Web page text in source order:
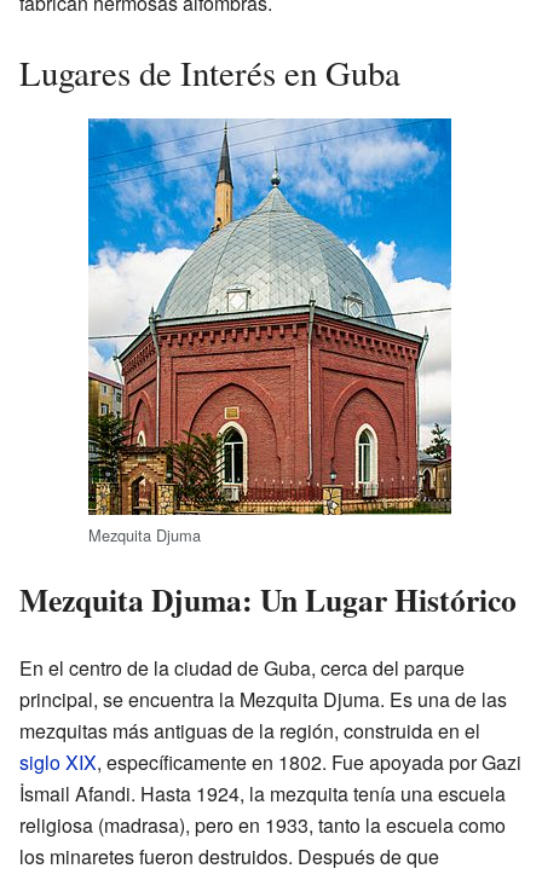
Lugares de Interés en Guba
Mezquita Djuma
Mezquita Djuma: Un Lugar Histórico
En el centro de la ciudad de Guba, cerca del parque
principal, se encuentra la Mezquita Djuma. Es una de las
mezquitas más antiguas de la región, construida en el
siglo XIX, específicamente en 1802. Fue apoyada por Gazi
İsmail Afandi. Hasta 1924, la mezquita tenía una escuela
religiosa (madrasa), pero en 1933, tanto la escuela como
los minaretes fueron destruidos. Después de que